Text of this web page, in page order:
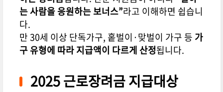
는 사람을 응원하는 보너스”라고 이해하면 쉽습니
다.
만 30세 이상 단독가구, 홑벌이·맞벌이 가구 등 가
구 유형에 따라 지급액이 다르게 산정됩니다.
2025 근로장려금 지급대상